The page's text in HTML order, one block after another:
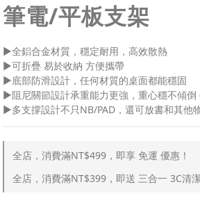
筆電/平板支架
▶全鋁合金材質，穩定耐用，高效散熱
▶可折疊 易於收納 方便攜帶
▶底部防滑設計，任何材質的桌面都能穩固
▶阻尼關節設計承重能力更強，重心穩不傾倒
▶多支撐設計不只NB/PAD，還可放書和其他
全店，消費滿NT$499，即享 免運 優惠！
全店，消費滿NT$399，即送 三合一 3C清潔